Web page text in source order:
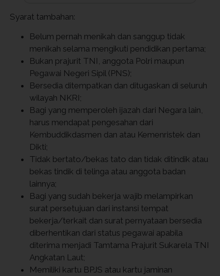
Syarat tambahan:
Belum pernah menikah dan sanggup tidak
menikah selama mengikuti pendidikan pertama;
Bukan prajurit TNI, anggota Polri maupun
Pegawai Negeri Sipil (PNS);
Bersedia ditempatkan dan ditugaskan di seluruh
wilayah NKRI;
Bagi yang memperoleh ijazah dari Negara lain,
harus mendapat pengesahan dari
Kembuddikdasmen dan atau Kemenristek dan
Dikti;
Tidak bertato/bekas tato dan tidak ditindik atau
bekas tindik di telinga atau anggota badan
lainnya;
Bagi yang sudah bekerja wajib melampirkan
surat persetujuan dari instansi tempat
bekerja/terkait dan surat pernyataan bersedia
diberhentikan dari status pegawai apabila
diterima menjadi Tamtama Prajurit Sukarela TNI
Angkatan Laut;
Memiliki kartu BPJS atau kartu jaminan